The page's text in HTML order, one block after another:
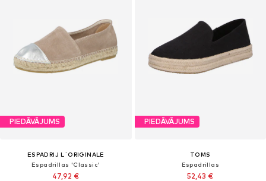
PIEDĀVĀJUMS
ESPADRIJ L´ORIGINALE
Espadrillas 'Classic'
47,92 €
PIEDĀVĀJUMS
TOMS
Espadrillas
52,43 €